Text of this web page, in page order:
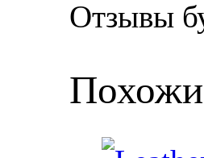
Отзывы